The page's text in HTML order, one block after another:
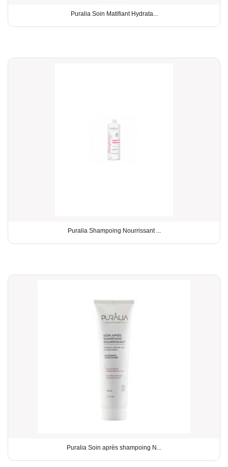
Puralia Soin Matifiant Hydrata...
Puralia Shampoing Nourrissant ...
Puralia Soin après shampoing N...